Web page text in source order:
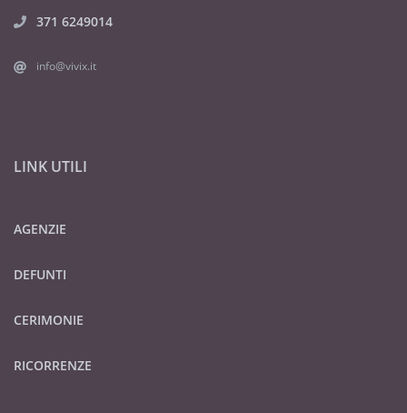
371 6249014
info@vivix.it
LINK UTILI
AGENZIE
DEFUNTI
CERIMONIE
RICORRENZE